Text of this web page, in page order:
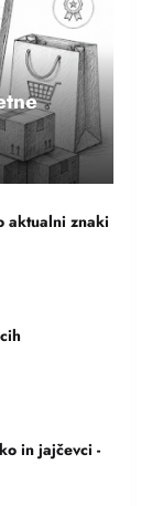
aktualni znaki
in jajčevci -